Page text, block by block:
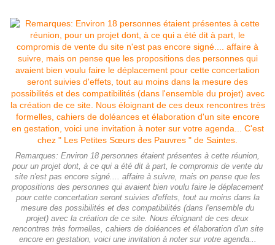
Remarques: Environ 18 personnes étaient présentes à cette réunion,
pour un projet dont, à ce qui a été dit à part, le compromis de vente du
site n'est pas encore signé.... affaire à suivre, mais on pense que les
propositions des personnes qui avaient bien voulu faire le déplacement
pour cette concertation seront suivies d'effets, tout au moins dans la
mesure des possibilités et des compatibilités (dans l'ensemble du
projet) avec la création de ce site. Nous éloignant de ces deux
rencontres très formelles, cahiers de doléances et élaboration d'un site
encore en gestation, voici une invitation à noter sur votre agenda...